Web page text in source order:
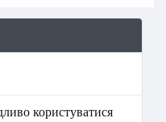
користуватися